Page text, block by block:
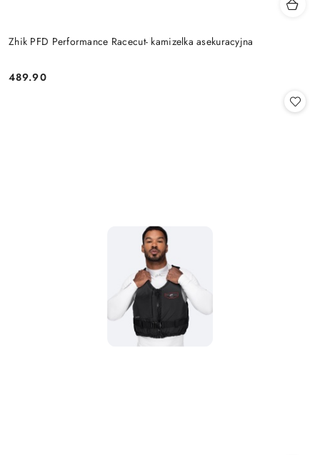
Zhik PFD Performance Racecut- kamizelka asekuracyjna
Cena:
489.90